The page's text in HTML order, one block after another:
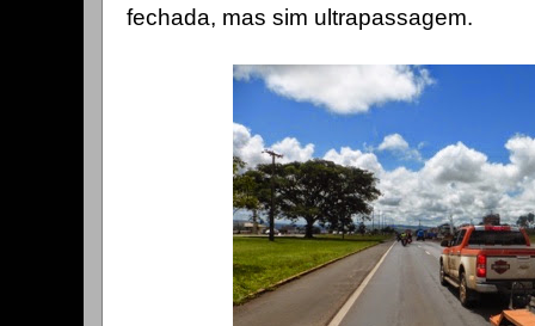
fechada, mas sim ultrapassagem.